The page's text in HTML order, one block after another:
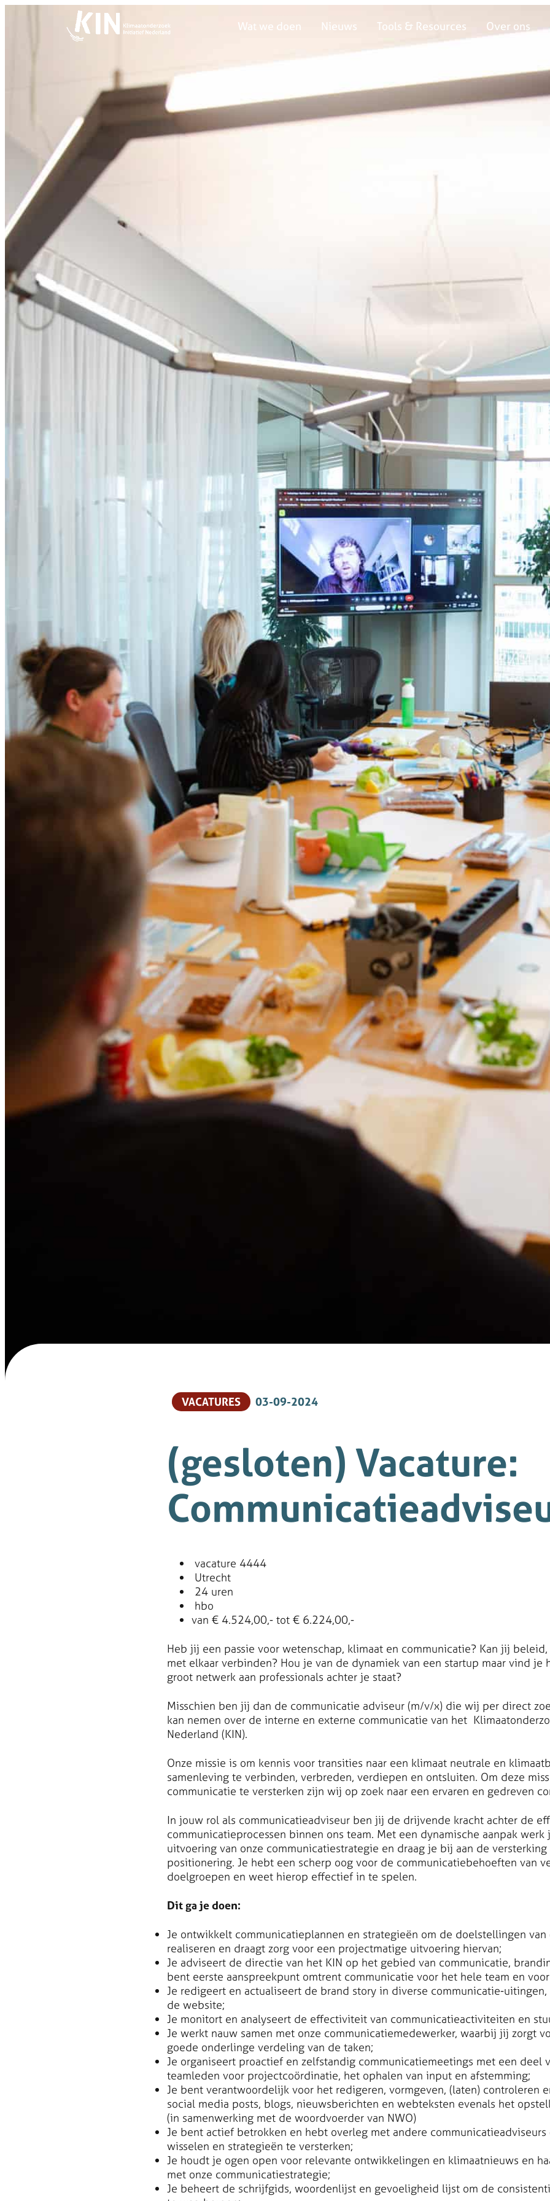
Wat we doen Nieuws Tools & Resources Over ons
Wat we doen Nieuws Tools & Resources Over ons
VACATURES 03-09-2024
(gesloten) Vacature:
vacature 4444
Utrecht
24 uren
hbo
van € 4.524,00,- tot € 6.224,00,-
Heb jij een passie voor wetenschap, klimaat en communicatie? Kan jij
met elkaar verbinden? Hou je van de dynamiek van een startup maar vind je
groot netwerk aan professionals achter je staat?
Misschien ben jij dan de communicatie adviseur (m/v/x) die wij per direct
kan nemen over de interne en externe communicatie van het
Nederland (KIN).
Onze missie is om kennis voor transities naar een klimaat neutrale en
samenleving te verbinden, verbreden, verdiepen en ontsluiten. Om deze
communicatie te versterken zijn wij op zoek naar een ervaren en gedreven
In jouw rol als communicatieadviseur ben jij de drijvende kracht achter de
communicatieprocessen binnen ons team. Met een dynamische aanpak werk
uitvoering van onze communicatiestrategie en draag je bij aan de versterking
positionering. Je hebt een scherp oog voor de communicatiebehoeften van
doelgroepen en weet hierop effectief in te spelen.
Dit ga je doen:
Je ontwikkelt communicatieplannen en strategieën om de doelstellingen van
realiseren en draagt zorg voor een projectmatige uitvoering hiervan;
Je adviseert de directie van het KIN op het gebied van communicatie,
bent eerste aanspreekpunt omtrent communicatie voor het hele team en
Je redigeert en actualiseert de brand story in diverse communicatie-uitingen,
de website;
Je monitort en analyseert de effectiviteit van communicatieactiviteiten en
Je werkt nauw samen met onze communicatiemedewerker, waarbij jij zorgt
goede onderlinge verdeling van de taken;
Je organiseert proactief en zelfstandig communicatiemeetings met een deel
teamleden voor projectcoördinatie, het ophalen van input en afstemming;
Je bent verantwoordelijk voor het redigeren, vormgeven, (laten) controleren
social media posts, blogs, nieuwsberichten en webteksten evenals het
(in samenwerking met de woordvoerder van NWO)
Je bent actief betrokken en hebt overleg met andere
wisselen en strategieën te versterken;
Je houdt je ogen open voor relevante ontwikkelingen en klimaatnieuws en
met onze communicatiestrategie;
Je beheert de schrijfgids, woordenlijst en gevoeligheid lijst om de